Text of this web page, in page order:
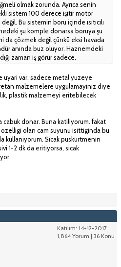
olmak zorunda. Ayrıca senin
sistem 100 derece işitir motor
değil. Bu sistemin boru içinde ısıtıcılı
şu komple donarsa boruya şu
da çözmek değil çünkü eksi havada
anında buz oluyor. Haznemdeki
zaman iş görür sadece.
uyari var. sadece metal yuzeye
malzemelere uygulamayiniz diye
plastik malzemeyi eritebilecek
cabuk donar. Buna katiliyorum. fakat
olan cam suyunu isittiginda bu
kullaniyorum. Sicak puskurtmenin
1-2 dk da eritiyorsa, sicak
Katılım: 14-12-2017
1,864 Yorum | 36 Konu